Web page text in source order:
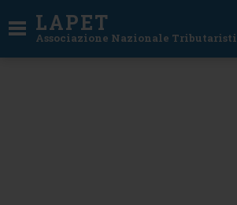
LAPET
Associazione Nazionale Tributaristi